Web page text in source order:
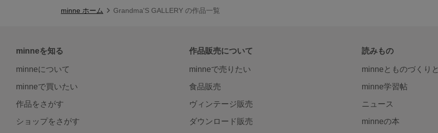
minne ホーム Grandma'S GALLERY の作品一覧
minneを知る
minneについて
minneで買いたい
作品をさがす
ショップをさがす
作品販売について
minneで売りたい
食品販売
ヴィンテージ販売
ダウンロード販売
読みもの
minneとものづくりと
minne学習帖
ニュース
minneの本